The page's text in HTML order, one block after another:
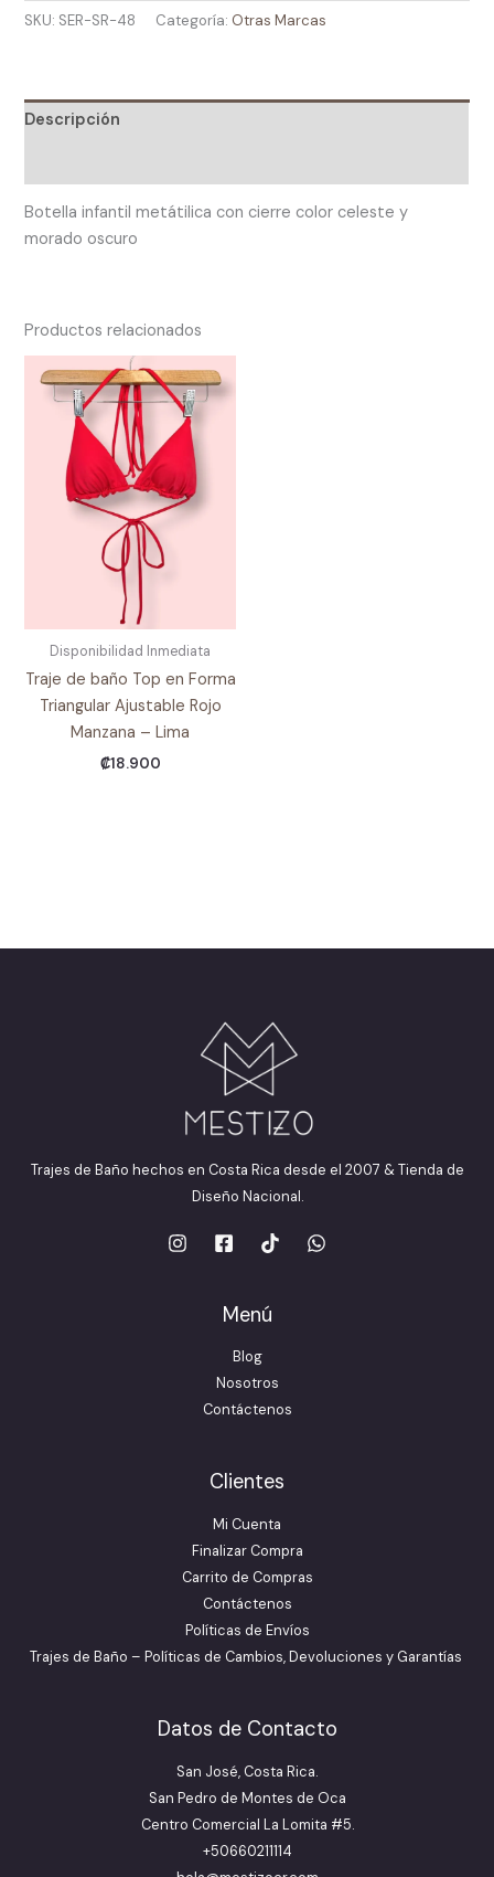
SKU: SER-SR-48 Categoría: Otras Marcas
Descripción
Botella infantil metátilica con cierre color celeste y
morado oscuro
Productos relacionados
Disponibilidad Inmediata
Traje de baño Top en Forma
Triangular Ajustable Rojo
Manzana – Lima
₡18.900
Trajes de Baño hechos en Costa Rica desde el 2007 & Tienda de
Diseño Nacional.
Menú
Blog
Nosotros
Contáctenos
Clientes
Mi Cuenta
Finalizar Compra
Carrito de Compras
Contáctenos
Políticas de Envíos
Trajes de Baño – Políticas de Cambios, Devoluciones y Garantías
Datos de Contacto
San José, Costa Rica.
San Pedro de Montes de Oca
Centro Comercial La Lomita #5.
+50660211114